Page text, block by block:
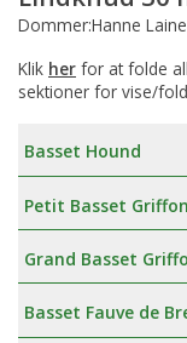
Dommer:Hanne
Klik her for at folde
sektioner for vise/
Basset Hound
Petit Basset
Grand Basset
Basset Fauve de